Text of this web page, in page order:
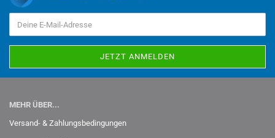
MEHR ÜBER...
Versand- & Zahlungsbedingungen